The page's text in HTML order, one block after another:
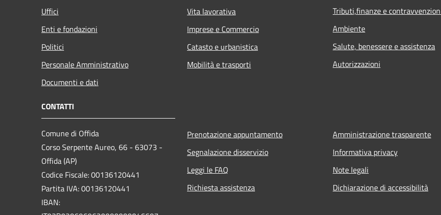
Uffici
Enti e fondazioni
Politici
Personale Amministrativo
Documenti e dati
Vita lavorativa
Imprese e Commercio
Catasto e urbanistica
Mobilità e trasporti
Tributi,finanze e
Ambiente
Salute, benessere e assistenza
Autorizzazioni
CONTATTI
Comune di Offida
Corso Serpente Aureo, 66 - 63073 -
Offida (AP)
Codice Fiscale: 00136120441
Partita IVA: 00136120441
IBAN:
Prenotazione appuntamento
Segnalazione disservizio
Leggi le FAQ
Richiesta assistenza
Amministrazione trasparente
Informativa privacy
Note legali
Dichiarazione di accessibilità